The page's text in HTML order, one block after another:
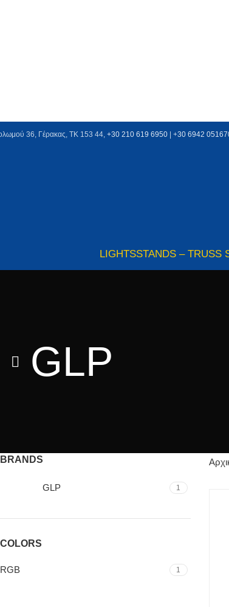
36, Γέρακας, ΤΚ 153 44, +30 210 619 6950 | +30 6942
LIGHTSSTANDS – TRUSS
GLP
BRANDS
GLP 1
COLORS
RGB 1